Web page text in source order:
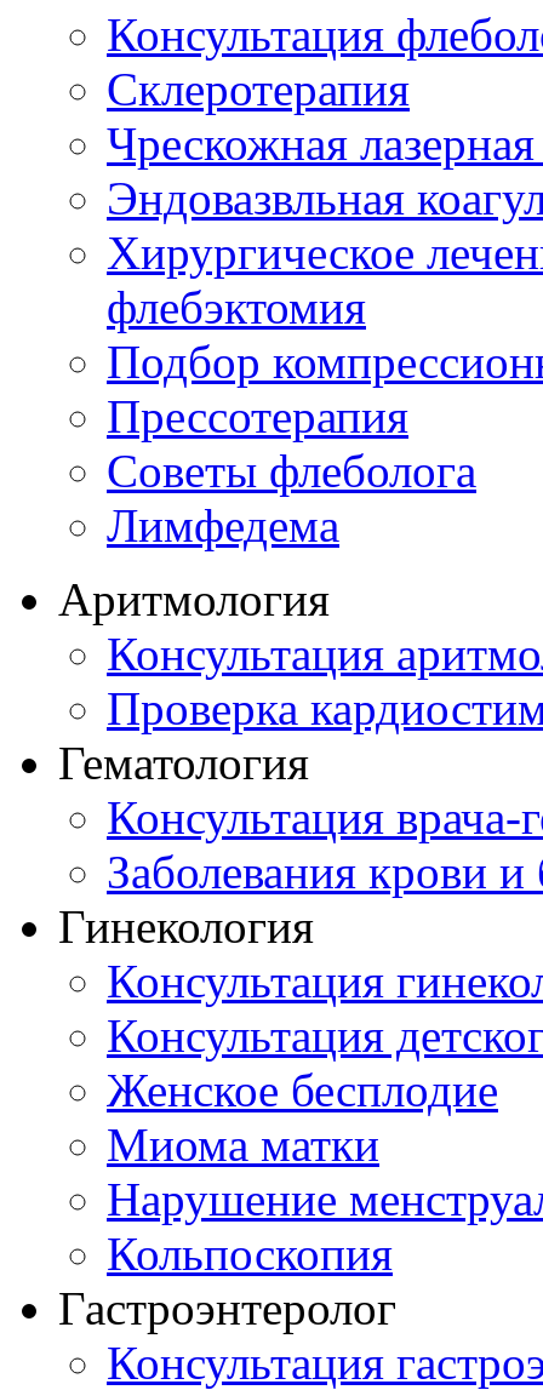
Консультация
Склеротерапия
Чрескожная
Эндовазвльная
Хирургическое
флебэктомия
Подбор
Прессотерапия
Советы флеболога
Лимфедема
Аритмология
Консультация
Проверка
Гематология
Консультация врача-
Заболевания крови и
Гинекология
Консультация
Консультация
Женское бесплодие
Миома матки
Нарушение
Кольпоскопия
Гастроэнтеролог
Консультация